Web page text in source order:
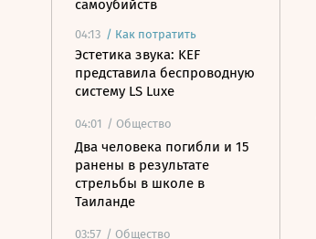
самоубийств
04:13 / Как потратить
Эстетика звука: KEF
представила беспроводную
систему LS Luxe
04:01 / Общество
Два человека погибли и 15
ранены в результате
стрельбы в школе в
Таиланде
03:57 / Общество